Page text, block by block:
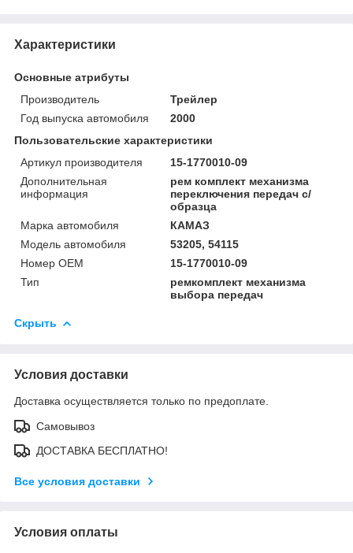
Характеристики
Основные атрибуты
Производитель
Трейлер
Год выпуска автомобиля
2000
Пользовательские характеристики
Артикул производителя
15-1770010-09
Дополнительная
информация
рем комплект механизма
переключения передач с/
образца
Марка автомобиля
КАМАЗ
Модель автомобиля
53205, 54115
Номер OEM
15-1770010-09
Тип
ремкомплект механизма
выбора передач
Скрыть
Условия доставки
Доставка осуществляется только по предоплате.
Самовывоз
ДОСТАВКА БЕСПЛАТНО!
Все условия доставки
Условия оплаты